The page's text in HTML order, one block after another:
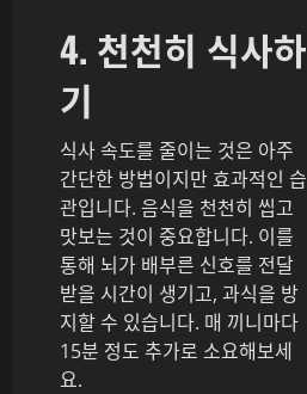
4. 천천히 식사하
기
식사 속도를 줄이는 것은 아주
간단한 방법이지만 효과적인 습
관입니다. 음식을 천천히 씹고
맛보는 것이 중요합니다. 이를
통해 뇌가 배부른 신호를 전달
받을 시간이 생기고, 과식을 방
지할 수 있습니다. 매 끼니마다
15분 정도 추가로 소요해보세
요.